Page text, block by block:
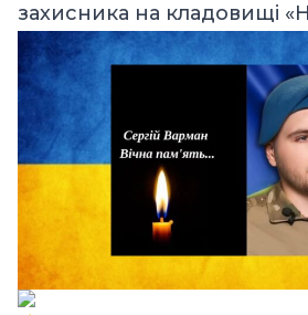
захисника на кладовищі